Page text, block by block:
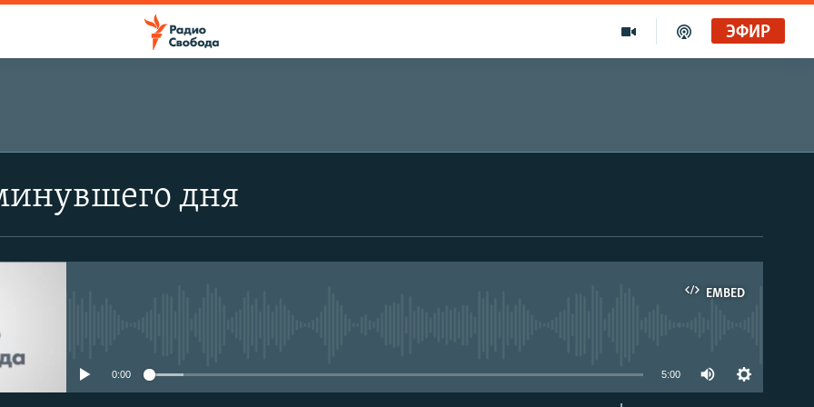
ЭФИР
дня
EMBED
0:00 5:00